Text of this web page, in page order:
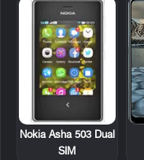
Nokia Asha 503 Dual
SIM